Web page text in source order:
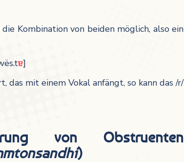
Kombination von beiden möglich, also ein
ɐ]
mit einem Vokal anfängt, so kann das /r/
von Obstruenten
)